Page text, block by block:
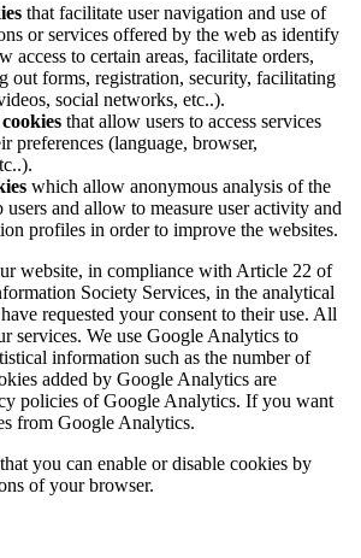
that facilitate user navigation and use of
or services offered by the web as identify
access to certain areas, facilitate orders,
out forms, registration, security, facilitating
social networks, etc..).
that allow users to access services
preferences (language, browser,
which allow anonymous analysis of the
and allow to measure user activity and
profiles in order to improve the websites.
website, in compliance with Article 22 of
Society Services, in the analytical
requested your consent to their use. All
services. We use Google Analytics to
information such as the number of
added by Google Analytics are
policies of Google Analytics. If you want
from Google Analytics.
you can enable or disable cookies by
of your browser.